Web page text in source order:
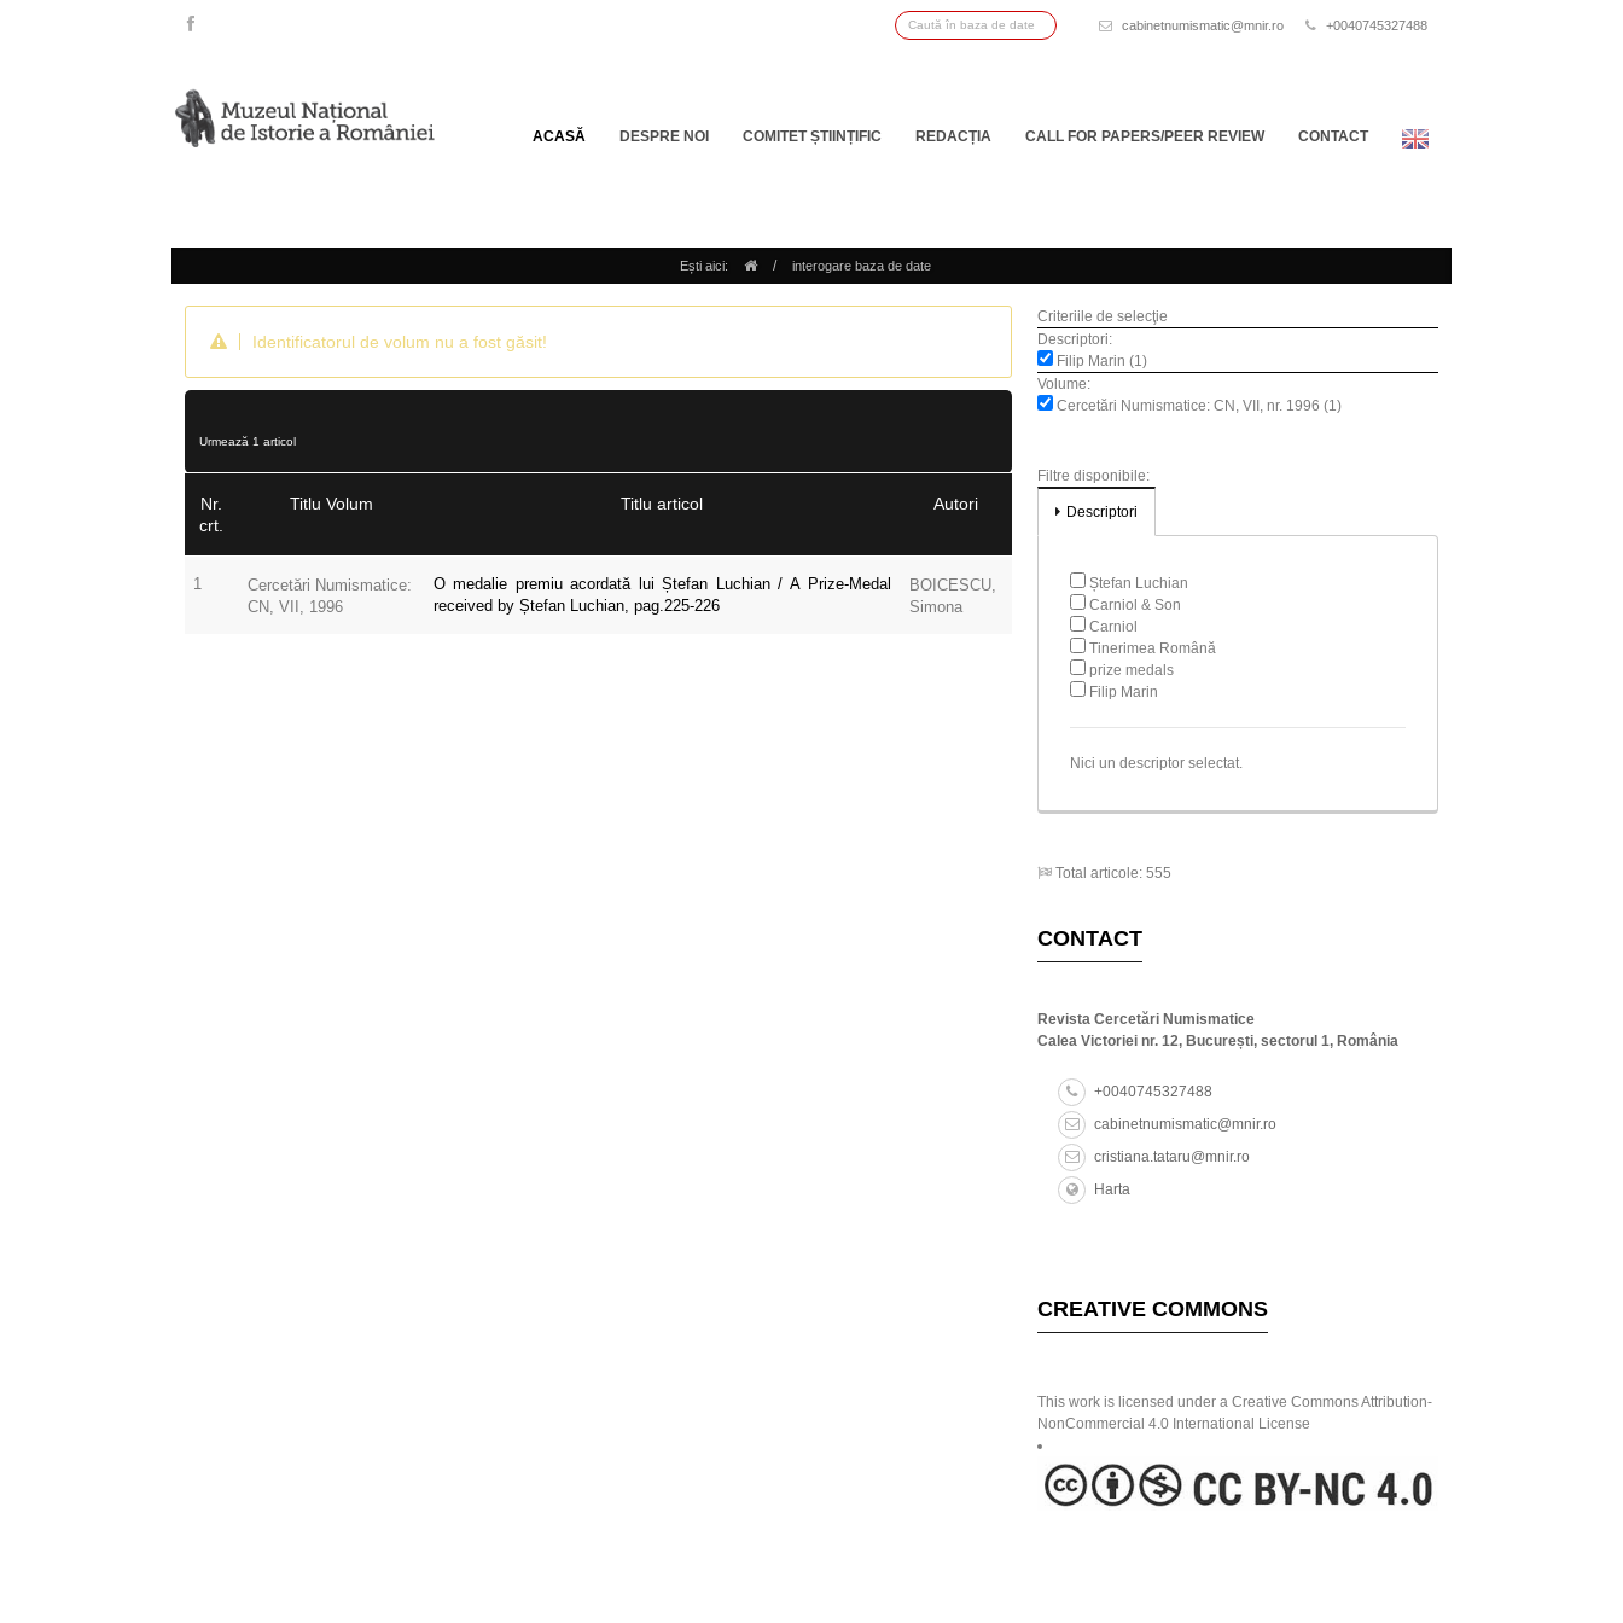
cabinetnumismatic@mnir.ro +0040745327488
ACASĂ DESPRE NOI COMITET ȘTIINȚIFIC REDACȚIA CALL FOR PAPERS/PEER REVIEW CONTACT
Ești aici: / interogare baza de date
Identificatorul de volum nu a fost găsit!
Urmează 1 articol
Nr.
crt.
Titlu Volum Titlu articol Autori
1
Cercetări Numismatice:
CN, VII, 1996
O medalie premiu acordată lui Ștefan Luchian / A Prize-Medal
received by Ștefan Luchian, pag.225-226
BOICESCU,
Simona
Criteriile de selecţie
Descriptori:
Filip Marin (1)
Volume:
Cercetări Numismatice: CN, VII, nr. 1996 (1)
Filtre disponibile:
Descriptori
Ștefan Luchian
Carniol & Son
Carniol
Tinerimea Română
prize medals
Filip Marin
Nici un descriptor selectat.
Total articole: 555
CONTACT
Revista Cercetări Numismatice
Calea Victoriei nr. 12, București, sectorul 1, România
+0040745327488
cabinetnumismatic@mnir.ro
cristiana.tataru@mnir.ro
Harta
CREATIVE COMMONS
This work is licensed under a Creative Commons Attribution-
NonCommercial 4.0 International License